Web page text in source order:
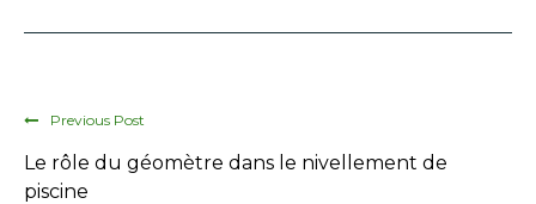
Previous Post
Le rôle du géomètre dans le nivellement de
piscine